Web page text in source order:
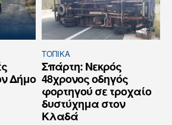
Δήμο
ΤΟΠΙΚΑ
Σπάρτη: Νεκρός
48χρονος οδηγός
φορτηγού σε τροχαίο
δυστύχημα στον
Κλαδά